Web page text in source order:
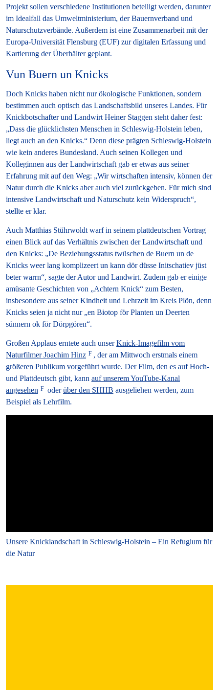
Projekt sollen verschiedene Institutionen beteiligt werden, darunter
im Idealfall das Umweltministerium, der Bauernverband und
Naturschutzverbände. Außerdem ist eine Zusammenarbeit mit der
Europa-Universität Flensburg (EUF) zur digitalen Erfassung und
Kartierung der Überhälter geplant.
Vun Buern un Knicks
Doch Knicks haben nicht nur ökologische Funktionen, sondern
bestimmen auch optisch das Landschaftsbild unseres Landes. Für
Knickbotschafter und Landwirt Heiner Staggen steht daher fest:
„Dass die glücklichsten Menschen in Schleswig-Holstein leben,
liegt auch an den Knicks.“ Denn diese prägten Schleswig-Holstein
wie kein anderes Bundesland. Auch seinen Kollegen und
Kolleginnen aus der Landwirtschaft gab er etwas aus seiner
Erfahrung mit auf den Weg: „Wir wirtschaften intensiv, können der
Natur durch die Knicks aber auch viel zurückgeben. Für mich sind
intensive Landwirtschaft und Naturschutz kein Widerspruch“,
stellte er klar.
Auch Matthias Stührwoldt warf in seinem plattdeutschen Vortrag
einen Blick auf das Verhältnis zwischen der Landwirtschaft und
den Knicks: „De Beziehungsstatus twüschen de Buern un de
Knicks weer lang komplizeert un kann dör düsse Initschatiev jüst
beter warrn“, sagte der Autor und Landwirt. Zudem gab er einige
amüsante Geschichten von „Achtern Knick“ zum Besten,
insbesondere aus seiner Kindheit und Lehrzeit im Kreis Plön, denn
Knicks seien ja nicht nur „en Biotop för Planten un Deerten
sünnern ok för Dörpgören“.
Großen Applaus erntete auch unserKnick-Imagefilm vom
Naturfilmer Joachim Hinz
, der am Mittwoch erstmals einem
größeren Publikum vorgeführt wurde. Der Film, den es auf Hoch-
und Plattdeutsch gibt, kann auf unserem YouTube-Kanal
angesehen
oderüber den SHHB ausgeliehen werden, zum
Beispiel als Lehrfilm.
Unsere Knicklandschaft in Schleswig-Holstein – Ein Refugium für
die Natur